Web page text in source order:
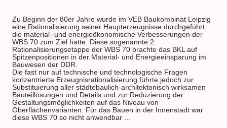
Zu Beginn der 80er Jahre wurde im VEB Baukombinat Leipzig
eine Rationalisierung seiner Haupterzeugnisse durchgeführt,
die material- und energieökonomische Verbesserungen der
WBS 70 zum Ziel hatte. Diese sogenannte 2.
Rationalisierungsetappe der WBS 70 brachte das BKL auf
Spitzenpositionen in der Material- und Energieeinsparung im
Bauwesen der DDR.
Die fast nur auf technische und technologische Fragen
konzentrierte Erzeugnisrationalisierung führte jedoch zur
Substituierung aller städtebaulich-architektonisch wirksamen
Bauteillösungen und Details und zur Reduzierung der
Gestaltungsmöglichkeiten auf das Niveau von
Oberflächenvarianten. Für das Bauen in der Innenstadt war
diese WBS 70 so nicht anwendbar ...